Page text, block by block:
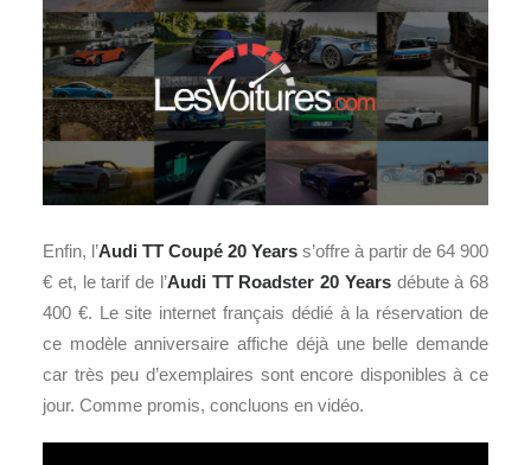
Enfin, l’Audi TT Coupé 20 Years s’offre à partir de 64 900
€ et, le tarif de l’Audi TT Roadster 20 Yearsdébute à 68
400 €. Le site internet français dédié à la réservation de
ce modèle anniversaire affiche déjà une belle demande
car très peu d’exemplaires sont encore disponibles à ce
jour. Comme promis, concluons en vidéo.